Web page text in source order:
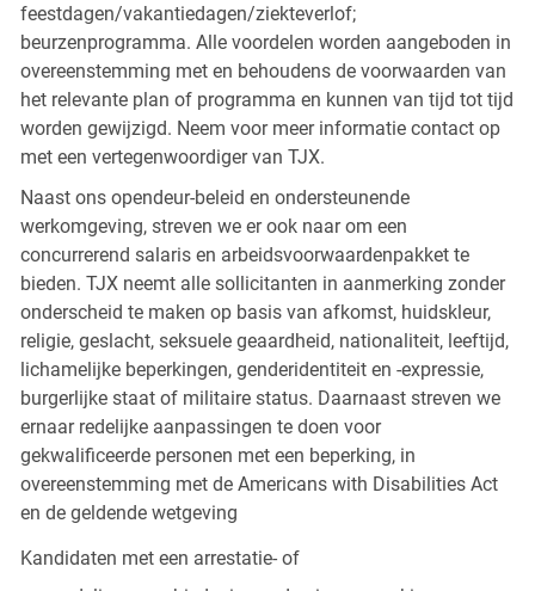
feestdagen/vakantiedagen/ziekteverlof;
beurzenprogramma. Alle voordelen worden aangeboden in
overeenstemming met en behoudens de voorwaarden van
het relevante plan of programma en kunnen van tijd tot tijd
worden gewijzigd. Neem voor meer informatie contact op
met een vertegenwoordiger van TJX.
Naast ons opendeur-beleid en ondersteunende
werkomgeving, streven we er ook naar om een
concurrerend salaris en arbeidsvoorwaardenpakket te
bieden. TJX neemt alle sollicitanten in aanmerking zonder
onderscheid te maken op basis van afkomst, huidskleur,
religie, geslacht, seksuele geaardheid, nationaliteit, leeftijd,
lichamelijke beperkingen, genderidentiteit en -expressie,
burgerlijke staat of militaire status. Daarnaast streven we
ernaar redelijke aanpassingen te doen voor
gekwalificeerde personen met een beperking, in
overeenstemming met de Americans with Disabilities Act
en de geldende wetgeving
Kandidaten met een arrestatie- of